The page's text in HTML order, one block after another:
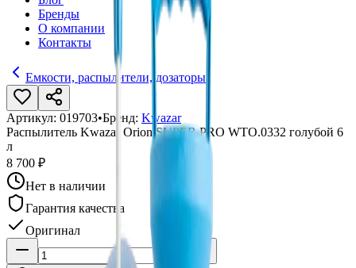
Бренды
О компании
Контакты
Емкости, распылители, дозаторы
Артикул: 019703•Бренд: Kwazar
Распылитель Kwazar Orion SUPER PRO WTO.0332 голубой 6
л
8 700 ₽
Нет в наличии
Гарантия качества
Оригинал